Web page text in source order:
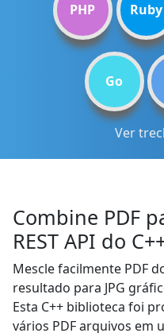
PHP Ruby
Go
Ver
Combine PDF
REST API do
Mescle facilmente PDF
resultado para JPG
Esta C++ biblioteca foi
vários PDF arquivos em